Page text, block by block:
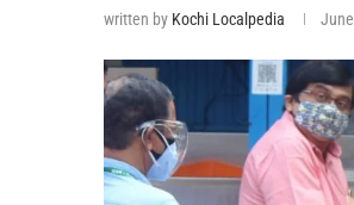
written by Kochi Localpedia